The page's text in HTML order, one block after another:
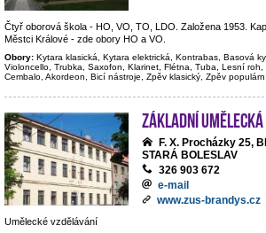
Čtyř oborová škola - HO, VO, TO, LDO. Založena 1953.
Městci Králové - zde obory HO a VO.
Obory: Kytara klasická, Kytara elektrická, Kontrabas, Basová
Violoncello, Trubka, Saxofon, Klarinet, Flétna, Tuba, Lesní roh,
Cembalo, Akordeon, Bicí nástroje, Zpěv klasický, Zpěv
Základní
F. X. Procházky 25,
STARÁ BOLESLAV
326 903 672
e-mail
www.zus-brandys.cz
Umělecké vzdělávání